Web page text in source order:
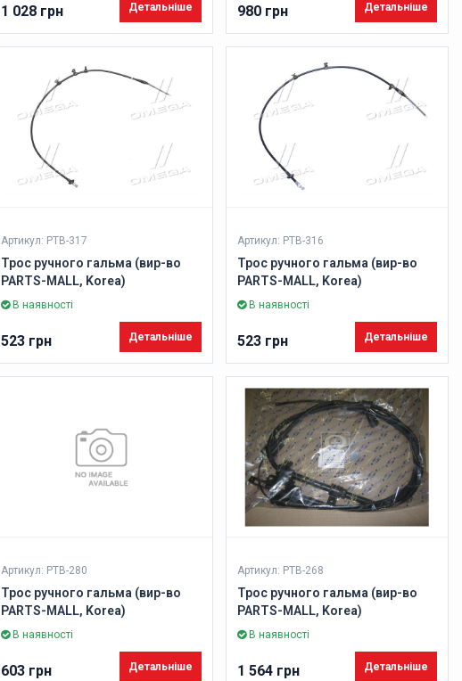
1 028 грн Детальніше 980 грн Детальніше
Артикул: PTB-317
Трос ручного гальма (вир-во
PARTS-MALL, Korea)
В наявності
523 грн Детальніше
Артикул: PTB-316
Трос ручного гальма (вир-во
PARTS-MALL, Korea)
В наявності
523 грн Детальніше
Артикул: PTB-280
Трос ручного гальма (вир-во
PARTS-MALL, Korea)
В наявності
603 грн Детальніше
Артикул: PTB-268
Трос ручного гальма (вир-во
PARTS-MALL, Korea)
В наявності
1 564 грн Детальніше